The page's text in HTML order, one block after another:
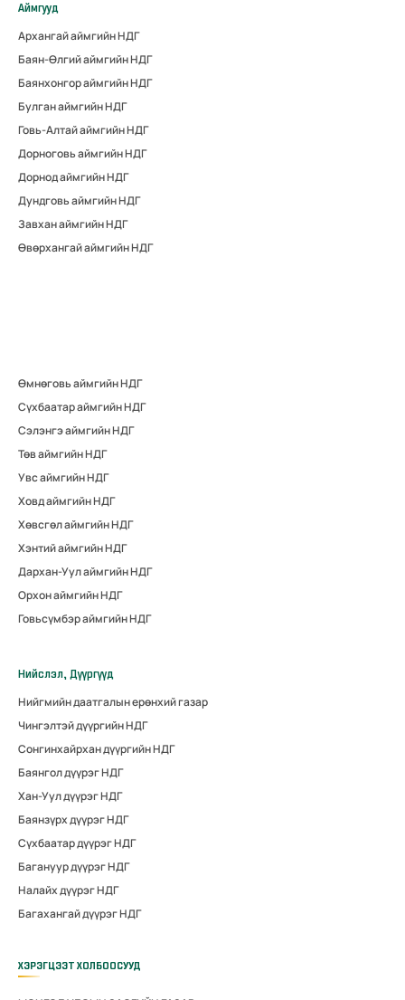
Аймгууд
Архангай аймгийн НДГ
Баян-Өлгий аймгийн НДГ
Баянхонгор аймгийн НДГ
Булган аймгийн НДГ
Говь-Алтай аймгийн НДГ
Дорноговь аймгийн НДГ
Дорнод аймгийн НДГ
Дундговь аймгийн НДГ
Завхан аймгийн НДГ
Өвөрхангай аймгийн НДГ
Өмнөговь аймгийн НДГ
Сүхбаатар аймгийн НДГ
Сэлэнгэ аймгийн НДГ
Төв аймгийн НДГ
Увс аймгийн НДГ
Ховд аймгийн НДГ
Хөвсгөл аймгийн НДГ
Хэнтий аймгийн НДГ
Дархан-Уул аймгийн НДГ
Орхон аймгийн НДГ
Говьсүмбэр аймгийн НДГ
Нийслэл, Дүүргүүд
Нийгмийн даатгалын ерөнхий газар
Чингэлтэй дүүргийн НДГ
Сонгинхайрхан дүүргийн НДГ
Баянгол дүүрэг НДГ
Хан-Уул дүүрэг НДГ
Баянзүрх дүүрэг НДГ
Сүхбаатар дүүрэг НДГ
Багануур дүүрэг НДГ
Налайх дүүрэг НДГ
Багахангай дүүрэг НДГ
ХЭРЭГЦЭЭТ ХОЛБООСУУД